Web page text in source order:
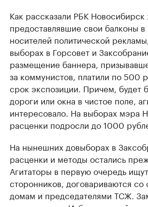
Как рассказали РБК Новосибирск
предоставлявшие свои балконы в
носителей политической
выборах в Горсовет и
размещение баннера,
за коммунистов, платили по 500
срок экспозиции. Причем, будет
дороги или окна в чистое поле,
интересовало. На выборах мэра
расценки подросли до 1000
На нынешних довыборах в
расценки и методы остались
Агитаторы в первую очередь
сторонников, договариваются
домам и председателями ТСЖ.